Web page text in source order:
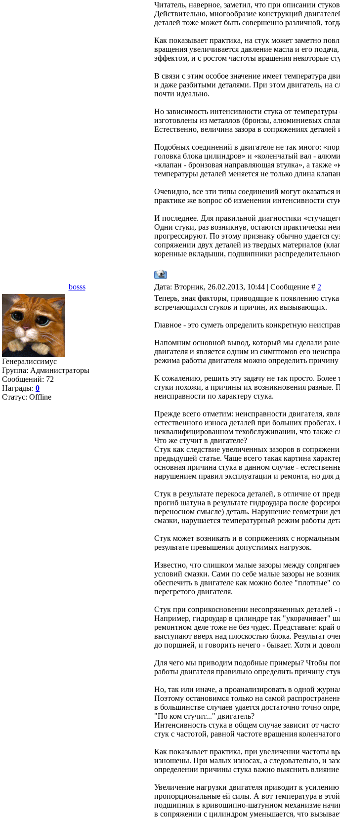
Читатель, наверное, заметил, что при описании
Действительно, многообразие конструкций
деталей тоже может быть совершенно различной,
Как показывает практика, на стук может заметно
вращения увеличивается давление масла и его
эффектом, и с ростом частоты вращения некоторые
В связи с этим особое значение имеет температура
и даже разбитыми деталями. При этом двигатель, на
почти идеально.
Но зависимость интенсивности стука от
изготовлены из металлов (бронзы, алюминиевых
Естественно, величина зазора в сопряжениях
Подобных соединений в двигателе не так много:
головка блока цилиндров» и «коленчатый вал -
«клапан - бронзовая направляющая втулка», а также
температуры деталей меняется не только длина
Очевидно, все эти типы соединений могут
практике же вопрос об изменении интенсивности
И последнее. Для правильной диагностики
Одни стуки, раз возникнув, остаются практически
прогрессируют. По этому признаку обычно удается
сопряжении двух деталей из твердых материалов
коренные вкладыши, подшипники
bosss Дата: Вторник, 26.02.2013, 10:44 | Сообщение # 2
Генералиссимус
Группа: Администраторы
Сообщений: 72
Награды: 0
Статус: Offline
Теперь, зная факторы, приводящие к появлению
встречающихся стуков и причин, их вызывающих.
Главное - это суметь определить конкретную
Напомним основной вывод, который мы сделали
двигателя и является одним из симптомов его
режима работы двигателя можно определить
К сожалению, решить эту задачу не так просто.
стуки похожи, а причины их возникновения разные.
неисправности по характеру стука.
Прежде всего отметим: неисправности двигателя,
естественного износа деталей при больших
неквалифицированном техобслуживании, что также
Что же стучит в двигателе?
Стук как следствие увеличенных зазоров в
предыдущей статье. Чаще всего такая картина
основная причина стука в данном случае -
нарушением правил эксплуатации и ремонта, но для
Стук в результате перекоса деталей, в отличие от
прогиб шатуна в результате гидроудара после
переносном смысле) деталь. Нарушение геометрии
смазки, нарушается температурный режим работы
Стук может возникать и в сопряжениях с
результате превышения допустимых нагрузок.
Известно, что слишком малые зазоры между
условий смазки. Сами по себе малые зазоры не
обеспечить в двигателе как можно более "плотные"
перегретого двигателя.
Стук при соприкосновении несопряженных деталей
Например, гидроудар в цилиндре так "укорачивает"
ремонтном деле тоже не без чудес. Представьте:
выступают вверх над плоскостью блока. Результат
до поршней, и говорить нечего - бывает. Хотя и
Для чего мы приводим подобные примеры? Чтобы
работы двигателя правильно определить причину
Но, так или иначе, а проанализировать в одной
Поэтому остановимся только на самой
в большинстве случаев удается достаточно точно
"По ком стучит..." двигатель?
Интенсивность стука в общем случае зависит от
стук с частотой, равной частоте вращения
Как показывает практика, при увеличении частоты
изношены. При малых износах, а следовательно, и
определении причины стука важно выяснить влияние
Увеличение нагрузки двигателя приводит к
пропорциональные ей силы. А вот температура в
подшипник в кривошипно-шатунном механизме
в сопряжении с цилиндром уменьшается, что